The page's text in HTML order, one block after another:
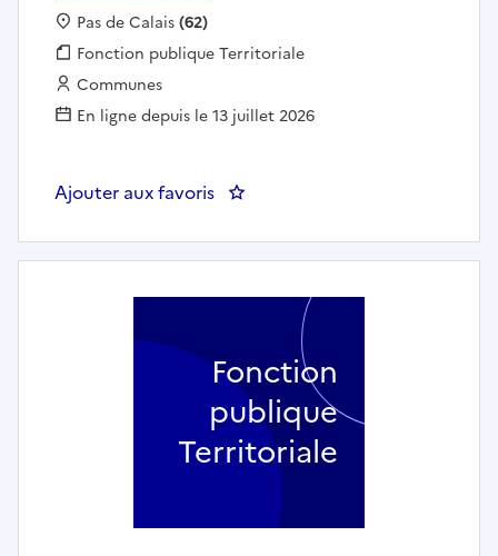
Localisation :
Pas de Calais(62)
Fonction publique :
Fonction publique Territoriale
Employeur :
Communes
En ligne depuis le 13 juillet 2026
Ajouter aux favoris : Professeur de saxophone -
Fonction
publique
Territoriale